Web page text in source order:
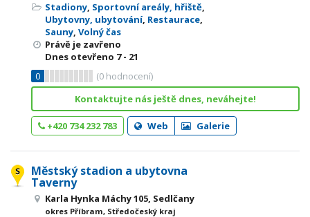
Stadiony, Sportovní areály, hřiště,
Ubytovny, ubytování, Restaurace,
Sauny, Volný čas
Právě je zavřeno
Dnes otevřeno 7 - 21
0
(0 hodnocení)
Kontaktujte nás ještě dnes, neváhejte!
+420 734 232 783 Web Galerie
Městský stadion a ubytovna
Taverny
Karla Hynka Máchy 105, Sedlčany
okres Příbram, Středočeský kraj